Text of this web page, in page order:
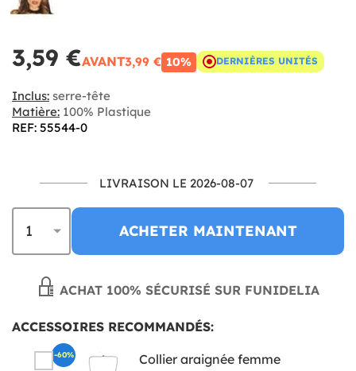
3,59 €AVANT3,99 € 10% DERNIÈRES UNITÉS
Inclus: serre-tête
Matière: 100% Plastique
REF: 55544-0
LIVRAISON LE 2026-08-07
ACHETER MAINTENANT
ACHAT 100% SÉCURISÉ SUR FUNIDELIA
ACCESSOIRES RECOMMANDÉS:
Collier araignée femme
-60%